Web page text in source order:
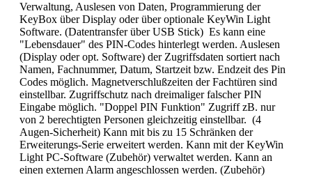
Verwaltung, Auslesen von Daten, Programmierung der
KeyBox über Display oder über optionale KeyWin Light
Software. (Datentransfer über USB Stick) Es kann eine
"Lebensdauer" des PIN-Codes hinterlegt werden. Auslesen
(Display oder opt. Software) der Zugriffsdaten sortiert nach
Namen, Fachnummer, Datum, Startzeit bzw. Endzeit des Pin
Codes möglich. Magnetverschlußzeiten der Fachtüren sind
einstellbar. Zugriffschutz nach dreimaliger falscher PIN
Eingabe möglich. "Doppel PIN Funktion" Zugriff zB. nur
von 2 berechtigten Personen gleichzeitig einstellbar. (4
Augen-Sicherheit) Kann mit bis zu 15 Schränken der
Erweiterungs-Serie erweitert werden. Kann mit der KeyWin
Light PC-Software (Zubehör) verwaltet werden. Kann an
einen externen Alarm angeschlossen werden. (Zubehör)